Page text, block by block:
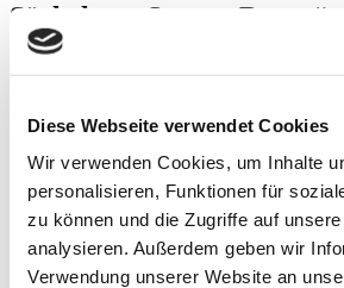
Diese Webseite verwendet Cookies
Wir verwenden Cookies, um Inhalte
personalisieren, Funktionen für
zu können und die Zugriffe auf
analysieren. Außerdem geben wir
Verwendung unserer Website an
Söckchen „Snazzy Becca“
Transparent
Gesprenkelt mit farbigen Margariten
Supersupersüß
VERSANDKOSTENFREI!